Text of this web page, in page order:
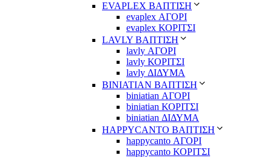
EVAPLEX ΒΑΠΤΙΣΗ
evaplex ΑΓΟΡΙ
evaplex ΚΟΡΙΤΣΙ
LAVLY ΒΑΠΤΙΣΗ
lavly ΑΓΟΡΙ
lavly ΚΟΡΙΤΣΙ
lavly ΔΙΔΥΜΑ
ΒΙΝΙΑΤΙΑΝ ΒΑΠΤΙΣΗ
biniatian ΑΓΟΡΙ
biniatian ΚΟΡΙΤΣΙ
biniatian ΔΙΔΥΜΑ
HAPPYCANTO ΒΑΠΤΙΣΗ
happycanto ΑΓΟΡΙ
happycanto ΚΟΡΙΤΣΙ